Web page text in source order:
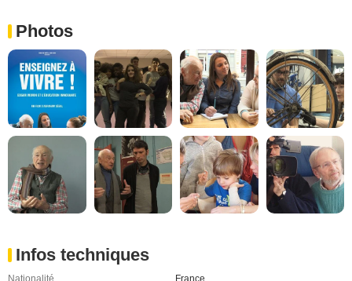
Photos
Infos techniques